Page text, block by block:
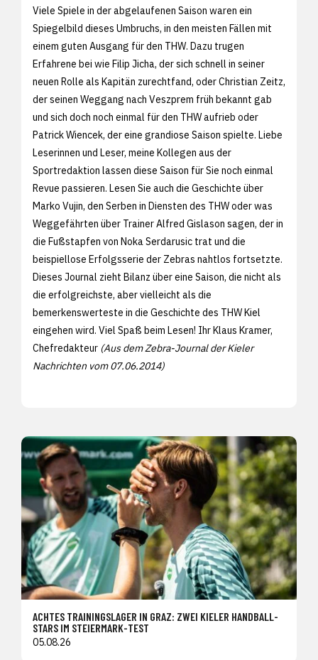
Viele Spiele in der abgelaufenen Saison waren ein
Spiegelbild dieses Umbruchs, in den meisten Fällen mit
einem guten Ausgang für den THW. Dazu trugen
Erfahrene bei wie Filip Jicha, der sich schnell in seiner
neuen Rolle als Kapitän zurechtfand, oder Christian Zeitz,
der seinen Weggang nach Veszprem früh bekannt gab
und sich doch noch einmal für den THW aufrieb oder
Patrick Wiencek, der eine grandiose Saison spielte. Liebe
Leserinnen und Leser, meine Kollegen aus der
Sportredaktion lassen diese Saison für Sie noch einmal
Revue passieren. Lesen Sie auch die Geschichte über
Marko Vujin, den Serben in Diensten des THW oder was
Weggefährten über Trainer Alfred Gislason sagen, der in
die Fußstapfen von Noka Serdarusic trat und die
beispiellose Erfolgsserie der Zebras nahtlos fortsetzte.
Dieses Journal zieht Bilanz über eine Saison, die nicht als
die erfolgreichste, aber vielleicht als die
bemerkenswerteste in die Geschichte des THW Kiel
eingehen wird. Viel Spaß beim Lesen! Ihr Klaus Kramer,
Chefredakteur (Aus dem Zebra-Journal der Kieler
Nachrichten vom 07.06.2014)
ACHTES TRAININGSLAGER IN GRAZ: ZWEI KIELER HANDBALL-
STARS IM STEIERMARK-TEST
05.08.26